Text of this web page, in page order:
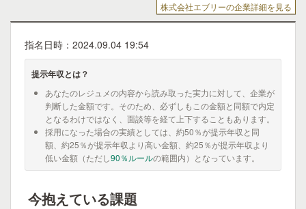
株式会社エブリーの企業詳細を見る
指名日時：2024.09.04 19:54
提示年収とは？
あなたのレジュメの内容から読み取った実力に対して、企業が
判断した金額です。そのため、必ずしもこの金額と同額で内定
となるわけではなく、面談等を経て上下することもあります。
採用になった場合の実績としては、約50％が提示年収と同
額、約25％が提示年収より高い金額、約25％が提示年収より
低い金額（ただし90％ルールの範囲内）となっています。
今抱えている課題